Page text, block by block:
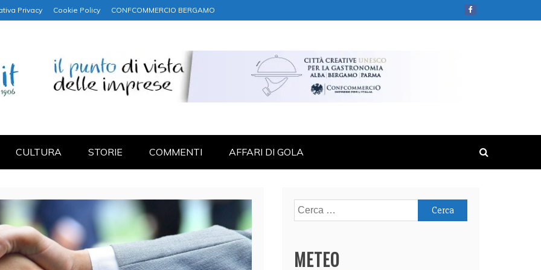
Privacy Cookie Policy CONFCOMMERCIO BERGAMO
CULTURA STORIE COMMENTI AFFARI DI GOLA
Ricerca
per:
METEO